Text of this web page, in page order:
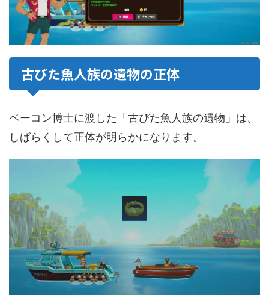
古びた魚人族の遺物の正体
ベーコン博士に渡した「古びた魚人族の遺物」は、
しばらくして正体が明らかになります。